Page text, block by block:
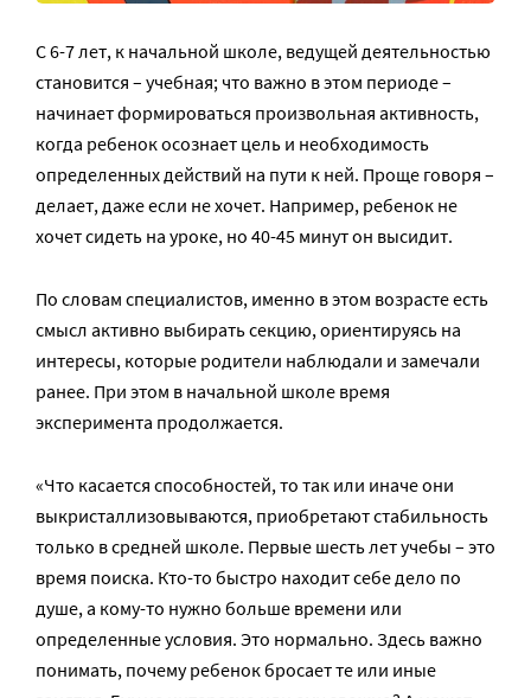
С 6-7 лет, к начальной школе, ведущей деятельностью
становится – учебная; что важно в этом периоде –
начинает формироваться произвольная активность,
когда ребенок осознает цель и необходимость
определенных действий на пути к ней. Проще говоря –
делает, даже если не хочет. Например, ребенок не
хочет сидеть на уроке, но 40-45 минут он высидит.
По словам специалистов, именно в этом возрасте есть
смысл активно выбирать секцию, ориентируясь на
интересы, которые родители наблюдали и замечали
ранее. При этом в начальной школе время
эксперимента продолжается.
«Что касается способностей, то так или иначе они
выкристаллизовываются, приобретают стабильность
только в средней школе. Первые шесть лет учебы – это
время поиска. Кто-то быстро находит себе дело по
душе, а кому-то нужно больше времени или
определенные условия. Это нормально. Здесь важно
понимать, почему ребенок бросает те или иные